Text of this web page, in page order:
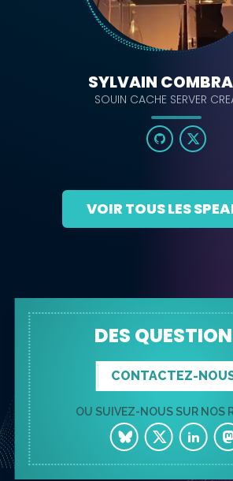
SYLVAIN
SOUIN CACHE SERVER
VOIR TOUS LES
DES
CONTACTEZ-
OU SUIVEZ-NOUS SUR NOS